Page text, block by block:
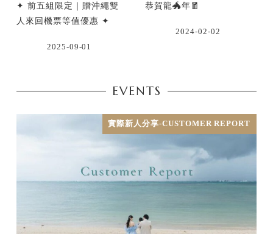
✦ 前五組限定｜贈沖繩雙
人來回機票等值優惠 ✦
2025-09-01
恭賀龍🐲年🧧
2024-02-02
EVENTS
實際新人分享-CUSTOMER REPORT